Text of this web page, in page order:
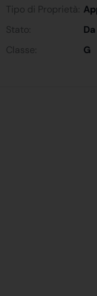
Tipo di Proprietà:
Stato:
Classe: G